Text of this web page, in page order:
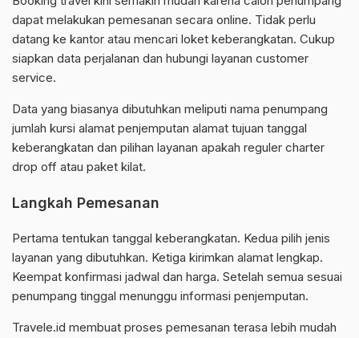
dapat melakukan pemesanan secara online. Tidak perlu
datang ke kantor atau mencari loket keberangkatan. Cukup
siapkan data perjalanan dan hubungi layanan customer
service.
Data yang biasanya dibutuhkan meliputi nama penumpang
jumlah kursi alamat penjemputan alamat tujuan tanggal
keberangkatan dan pilihan layanan apakah reguler charter
drop off atau paket kilat.
Langkah Pemesanan
Pertama tentukan tanggal keberangkatan. Kedua pilih jenis
layanan yang dibutuhkan. Ketiga kirimkan alamat lengkap.
Keempat konfirmasi jadwal dan harga. Setelah semua sesuai
penumpang tinggal menunggu informasi penjemputan.
Travele.id membuat proses pemesanan terasa lebih mudah